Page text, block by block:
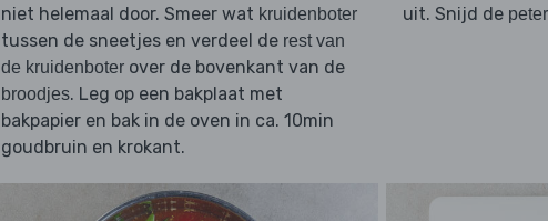
niet helemaal door. Smeer wat kruidenboter
tussen de sneetjes en verdeel de rest van
de kruidenboterover de bovenkant van de
broodjes. Leg op een bakplaat met
bakpapier en bak in de oven in ca. 10min
goudbruin en krokant.
uit. Snijd de